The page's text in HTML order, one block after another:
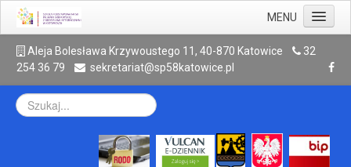
MENU
Aktualności
Rodzic
A leja Bolesława Krzywoustego 11, 40-870 Katowice
32
254 36 79
sekretariat@sp58katowice.pl